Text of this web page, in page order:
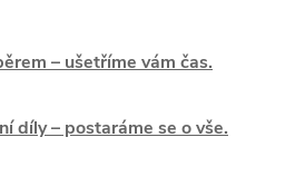
– ušetříme vám čas.
díly – postaráme se o vše.